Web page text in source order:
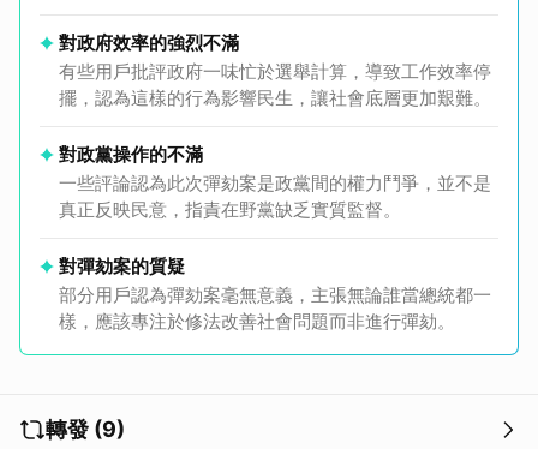
對政府效率的強烈不滿
有些用戶批評政府一味忙於選舉計算，導致工作效率停
擺，認為這樣的行為影響民生，讓社會底層更加艱難。
對政黨操作的不滿
一些評論認為此次彈劾案是政黨間的權力鬥爭，並不是
真正反映民意，指責在野黨缺乏實質監督。
對彈劾案的質疑
部分用戶認為彈劾案毫無意義，主張無論誰當總統都一
樣，應該專注於修法改善社會問題而非進行彈劾。
轉發 (9)